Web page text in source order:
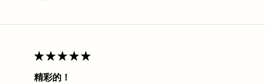
★★★★★
精彩的！